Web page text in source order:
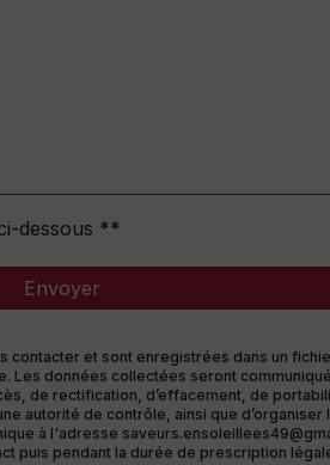
dessous **
Envoyer
et sont enregistrées dans un
données collectées seront
de rectification, d’effacement, de
autorité de contrôle, ainsi que
à l'adresse
puis pendant la durée de prescription